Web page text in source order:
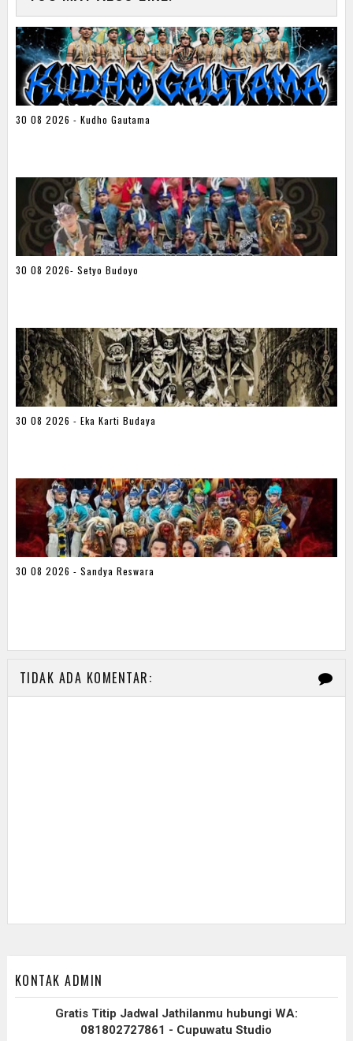
30 08 2026 - Kudho Gautama
30 08 2026- Setyo Budoyo
30 08 2026 - Eka Karti Budaya
30 08 2026 - Sandya Reswara
TIDAK ADA KOMENTAR:
KONTAK ADMIN
Gratis Titip Jadwal Jathilanmu hubungi WA:
081802727861 - Cupuwatu Studio